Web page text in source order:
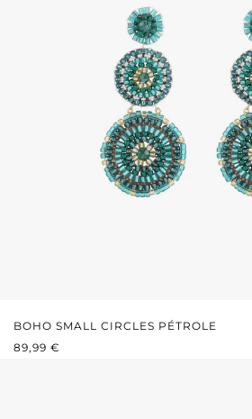
BOHO SMALL CIRCLES PÉTROLE
PRIX RÉGULIER :
89,99 €